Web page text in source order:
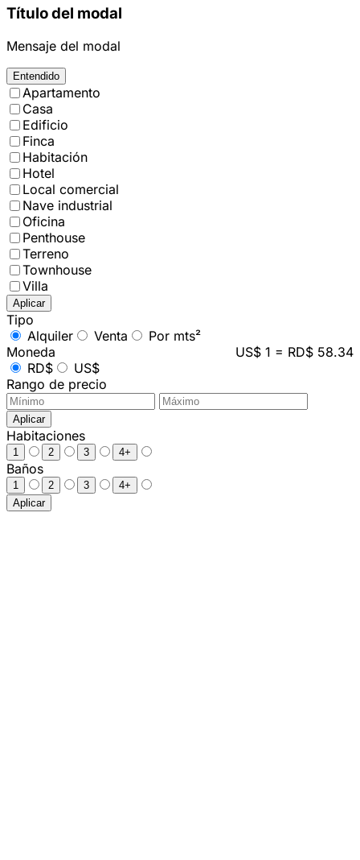
Título del modal
Mensaje del modal
Entendido
Apartamento
Casa
Edificio
Finca
Habitación
Hotel
Local comercial
Nave industrial
Oficina
Penthouse
Terreno
Townhouse
Villa
Aplicar
Tipo
Alquiler
Venta
Por mts²
Moneda
US$ 1 = RD$ 58.34
RD$
US$
Rango de precio
Aplicar
Habitaciones
1 2 3 4+
Baños
1 2 3
4+
Aplicar